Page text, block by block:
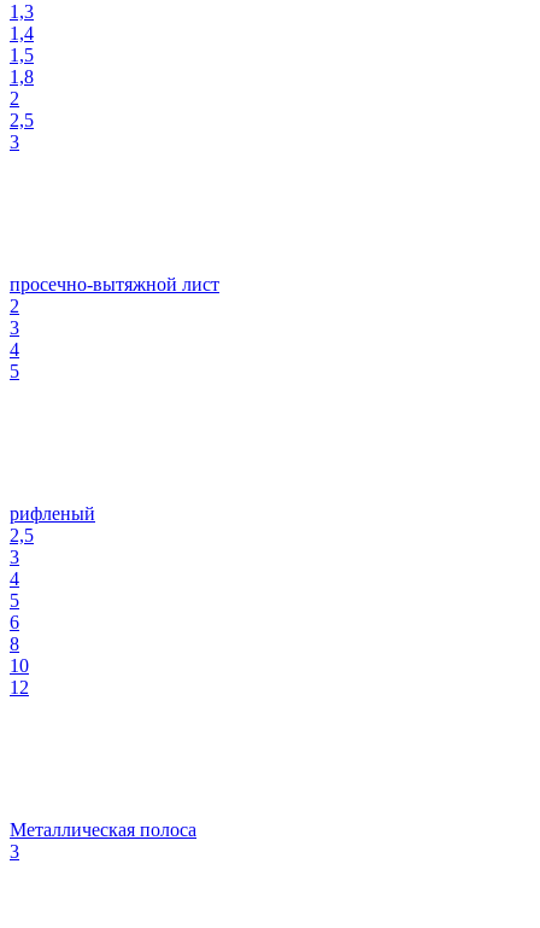
1,3
1,4
1,5
1,8
2
2,5
3
просечно-вытяжной лист
2
3
4
5
рифленый
2,5
3
4
5
6
8
10
12
Металлическая полоса
3